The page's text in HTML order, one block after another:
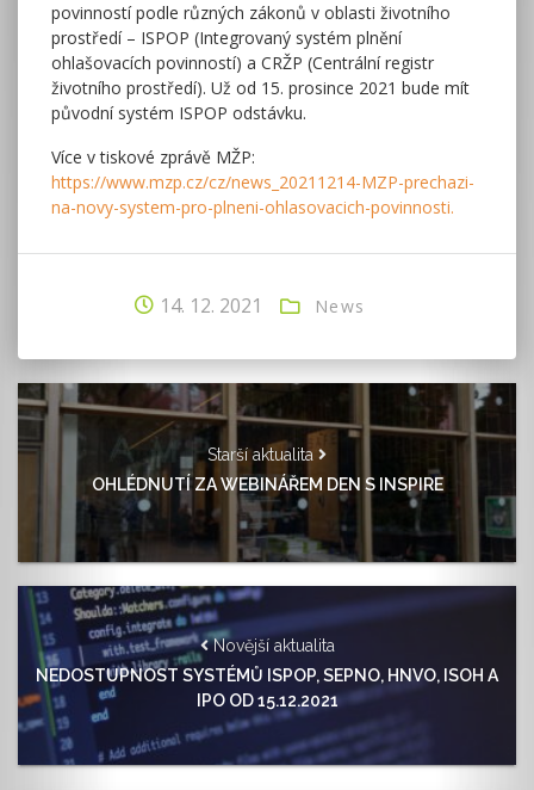
povinností podle různých zákonů v oblasti životního
prostředí – ISPOP (Integrovaný systém plnění
ohlašovacích povinností) a CRŽP (Centrální registr
životního prostředí). Už od 15. prosince 2021 bude mít
původní systém ISPOP odstávku.
Více v tiskové zprávě MŽP:
https://www.mzp.cz/cz/news_20211214-MZP-prechazi-
na-novy-system-pro-plneni-ohlasovacich-povinnosti.
14. 12. 2021 News
Starší aktualita
OHLÉDNUTÍ ZA WEBINÁŘEM DEN S INSPIRE
Novější aktualita
NEDOSTUPNOST SYSTÉMŮ ISPOP, SEPNO, HNVO, ISOH A
IPO OD 15.12.2021